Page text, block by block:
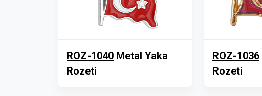
ROZ-1040 Metal Yaka
Rozeti
ROZ-1036
Rozeti